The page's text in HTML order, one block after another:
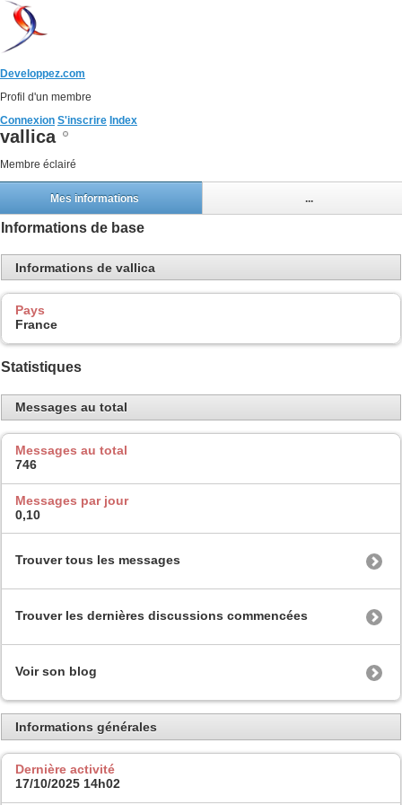
Developpez.com
Profil d'un membre
Connexion S'inscrire Index
vallica
Membre éclairé
Mes informations ...
Informations de base
Informations de vallica
Pays
France
Statistiques
Messages au total
Messages au total
746
Messages par jour
0,10
Trouver tous les messages
Trouver les dernières discussions commencées
Voir son blog
Informations générales
Dernière activité
17/10/2025 14h02